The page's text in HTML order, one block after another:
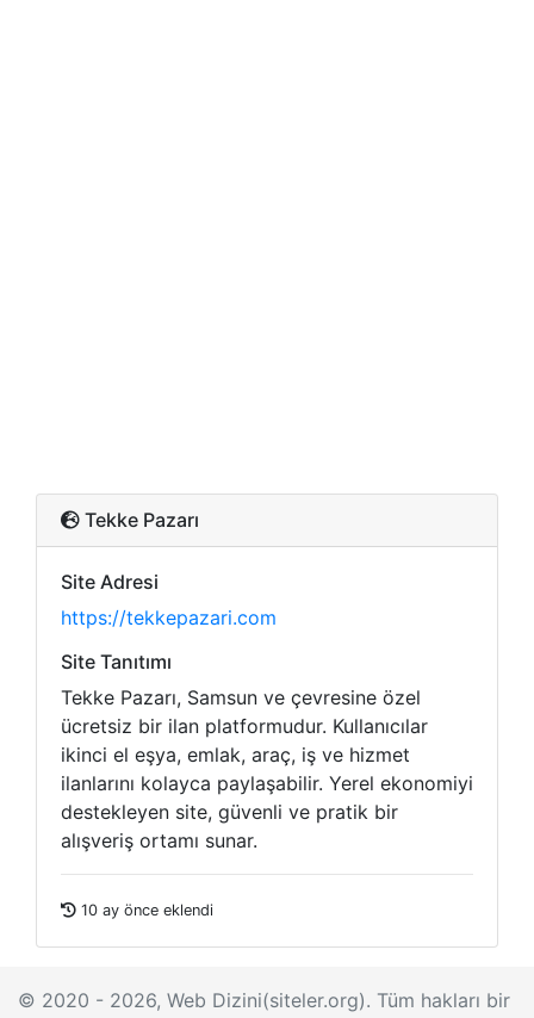
Tekke Pazarı
Site Adresi
https://tekkepazari.com
Site Tanıtımı
Tekke Pazarı, Samsun ve çevresine özel
ücretsiz bir ilan platformudur. Kullanıcılar
ikinci el eşya, emlak, araç, iş ve hizmet
ilanlarını kolayca paylaşabilir. Yerel ekonomiyi
destekleyen site, güvenli ve pratik bir
alışveriş ortamı sunar.
10 ay önce eklendi
© 2020 - 2026, Web Dizini(siteler.org). Tüm hakları bir